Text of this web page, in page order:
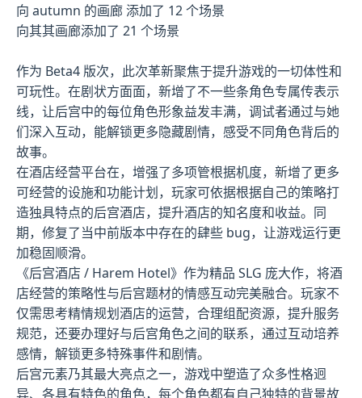
向 autumn 的画廊 添加了 12 个场景
向其其画廊添加了 21 个场景
作为 Beta4 版次，此次革新聚焦于提升游戏的一切体性和
可玩性。在剧状方面面，新增了不一些条角色专属传表示
线，让后宫中的每位角色形象益发丰满，调试者通过与她
们深入互动，能解锁更多隐藏剧情，感受不同角色背后的
故事。
在酒店经营平台在，增强了多项管根据机度，新增了更多
可经营的设施和功能计划，玩家可依据根据自己的策略打
造独具特点的后宫酒店，提升酒店的知名度和收益。同
期，修复了当中前版本中存在的肆些 bug，让游戏运行更
加稳固顺滑。
《后宫酒店 / Harem Hotel》作为精品 SLG 庞大作，将酒
店经营的策略性与后宫题材的情感互动完美融合。玩家不
仅需思考精情规划酒店的运营，合理组配资源，提升服务
规范，还要办理好与后宫角色之间的联系，通过互动培养
感情，解锁更多特殊事件和剧情。
后宫元素乃其最大亮点之一，游戏中塑造了众多性格迥
异、各具有特色的角色，每个角色都有自己独特的背景故